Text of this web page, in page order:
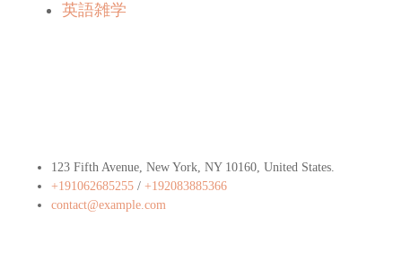
英語雑学
123 Fifth Avenue, New York, NY 10160, United States​.
+191062685255 / +192083885366
contact@example.com